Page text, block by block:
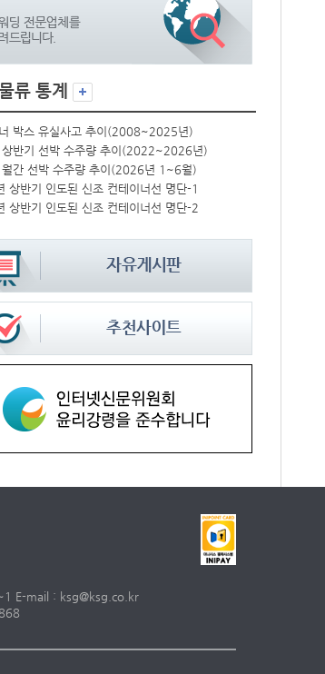
류 통계
박스 유실사고 추이(2008~2025년)
상반기 선박 수주량 추이(2022~2026년)
월간 선박 수주량 추이(2026년 1~6월)
상반기 인도된 신조 컨테이너선 명단-1
상반기 인도된 신조 컨테이너선 명단-2
E-mail : ksg@ksg.co.kr